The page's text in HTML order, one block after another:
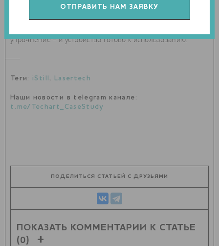
который почти не требует дополнительной обработки.
упрочнение – и устройство готово к использованию.
Теги: iStill , Lasertech
Наши новости в telegram канале:
t.me/Techart_CaseStudy
ПОДЕЛИТЬСЯ СТАТЬЕЙ С ДРУЗЬЯМИ
ПОКАЗАТЬ КОММЕНТАРИИ К СТАТЬЕ
(0)